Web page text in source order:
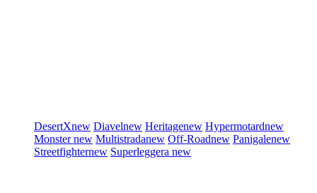
DesertXnew Diavelnew Heritagenew Hypermotardnew
Monsternew Multistradanew Off-Roadnew Panigalenew
Streetfighternew Superleggera new